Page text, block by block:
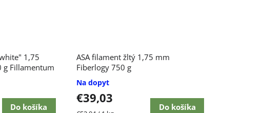
1,75
g Fillamentum
Do košíka
ASA filament žltý 1,75 mm
Fiberlogy 750 g
Na dopyt
€39,03
Do košíka